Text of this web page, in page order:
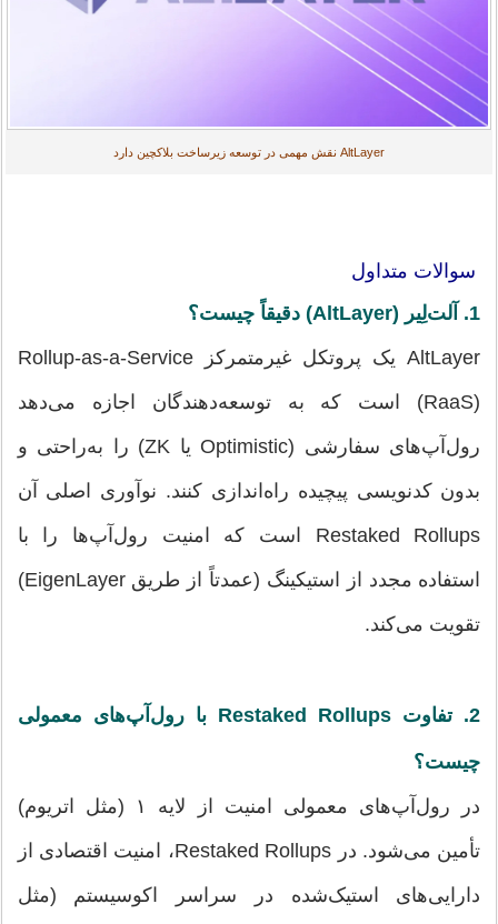
AltLayer نقش مهمی در توسعه زیرساخت بلاکچین دارد
سوالات متداول
1. آلت‌لِیر (AltLayer) دقیقاً چیست؟
AltLayer یک پروتکل غیرمتمرکز Rollup-as-a-Service
(RaaS) است که به توسعه‌دهندگان اجازه می‌دهد
رول‌آپ‌های سفارشی (Optimistic یا ZK) را به‌راحتی و
بدون کدنویسی پیچیده راه‌اندازی کنند. نوآوری اصلی آن
Restaked Rollups است که امنیت رول‌آپ‌ها را با
استفاده مجدد از استیکینگ (عمدتاً از طریق EigenLayer)
تقویت می‌کند.
2. تفاوت Restaked Rollups با رول‌آپ‌های معمولی
چیست؟
در رول‌آپ‌های معمولی امنیت از لایه ۱ (مثل اتریوم)
تأمین می‌شود. در Restaked Rollups، امنیت اقتصادی از
دارایی‌های استیک‌شده در سراسر اکوسیستم (مثل